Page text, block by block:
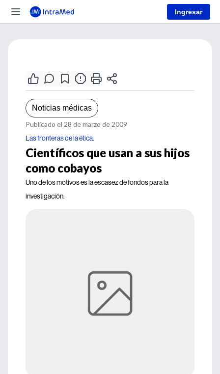
Ingresar
Noticias médicas
Publicado el 28 de marzo de 2009
Las fronteras de la ética.
Científicos que usan a sus hijos
como cobayos
Uno de los motivos es la escasez de fondos para la
investigación.